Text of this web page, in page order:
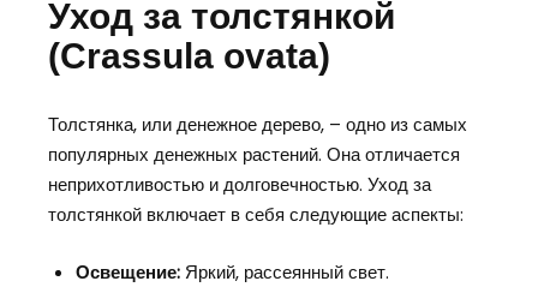
Уход за толстянкой
(Crassula ovata)
Толстянка, или денежное дерево, – одно из самых
популярных денежных растений. Она отличается
неприхотливостью и долговечностью. Уход за
толстянкой включает в себя следующие аспекты:
Освещение:Яркий, рассеянный свет.